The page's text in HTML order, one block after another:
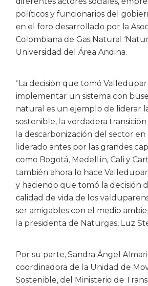
políticos y funcionarios del
en el foro desarrollado por la
Colombiana de Gas Natural
Universidad del Área Andina.
“La decisión que tomó
implementar un sistema con
natural es un ejemplo de liderar
sostenible, la verdadera
la descarbonización del sector en
liderado antes por las grandes
como Bogotá, Medellín, Cali y
también ahora lo hace
y haciendo que tomó la decisión
calidad de vida de los
ser amigables con el medio
la presidenta de Naturgas, Luz
Por su parte, Sandra Ángel
coordinadora de la Unidad de
Sostenible, del Ministerio de